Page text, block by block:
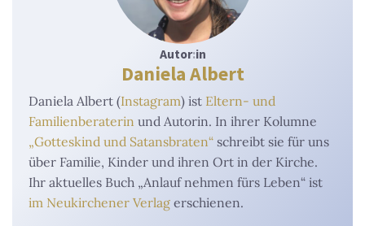
Autor:in
Daniela Albert
Daniela Albert (Instagram) ist Eltern- und
Familienberaterin und Autorin. In ihrer Kolumne
„Gotteskind und Satansbraten“ schreibt sie für uns
über Familie, Kinder und ihren Ort in der Kirche.
Ihr aktuelles Buch „Anlauf nehmen fürs Leben“ ist
im Neukirchener Verlag erschienen.